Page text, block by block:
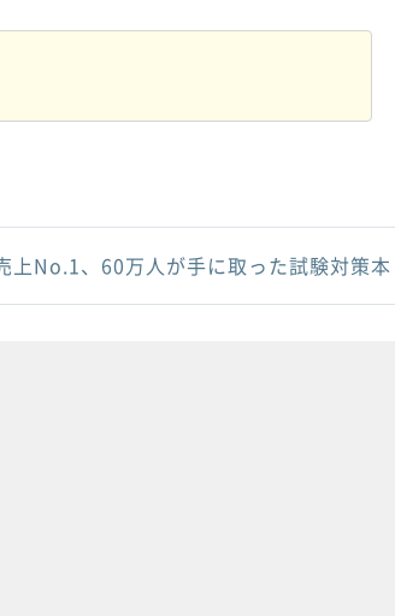
No.1、60万人が手に取った試験対策本